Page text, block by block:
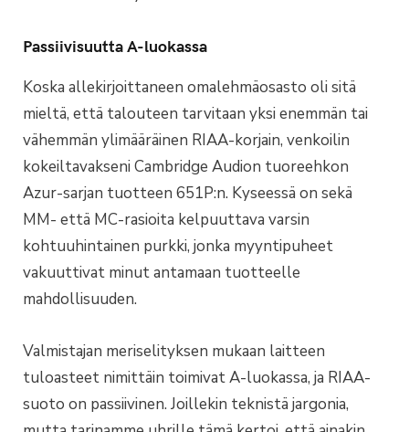
Passiivisuutta A-luokassa
Koska allekirjoittaneen omalehmäosasto oli sitä
mieltä, että talouteen tarvitaan yksi enemmän tai
vähemmän ylimääräinen RIAA-korjain, venkoilin
kokeiltavakseni Cambridge Audion tuoreehkon
Azur-sarjan tuotteen 651P:n. Kyseessä on sekä
MM- että MC-rasioita kelpuuttava varsin
kohtuuhintainen purkki, jonka myyntipuheet
vakuuttivat minut antamaan tuotteelle
mahdollisuuden.
Valmistajan meriselityksen mukaan laitteen
tuloasteet nimittäin toimivat A-luokassa, ja RIAA-
suoto on passiivinen. Joillekin teknistä jargonia,